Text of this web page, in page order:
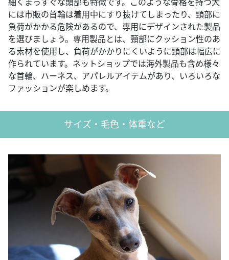
には市販の首輪は着用中にすり抜けてしまったり、頸部に
負荷がかかる危険があるので、専用にデザインされた製品
を選びましょう。専用製品とは、頸部にクッション性のあ
る素材を使用し、負荷がかかりにくいように頸部は幅広に
作られています。ネットショップでは海外製品も含め様々
な首輪、ハーネス、アパレルアイテムがあり、いろいろな
ファッションが楽しめます。
サイズ・毛色・体重など